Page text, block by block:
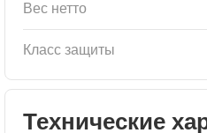
Вес нетто
Класс защиты
Технические